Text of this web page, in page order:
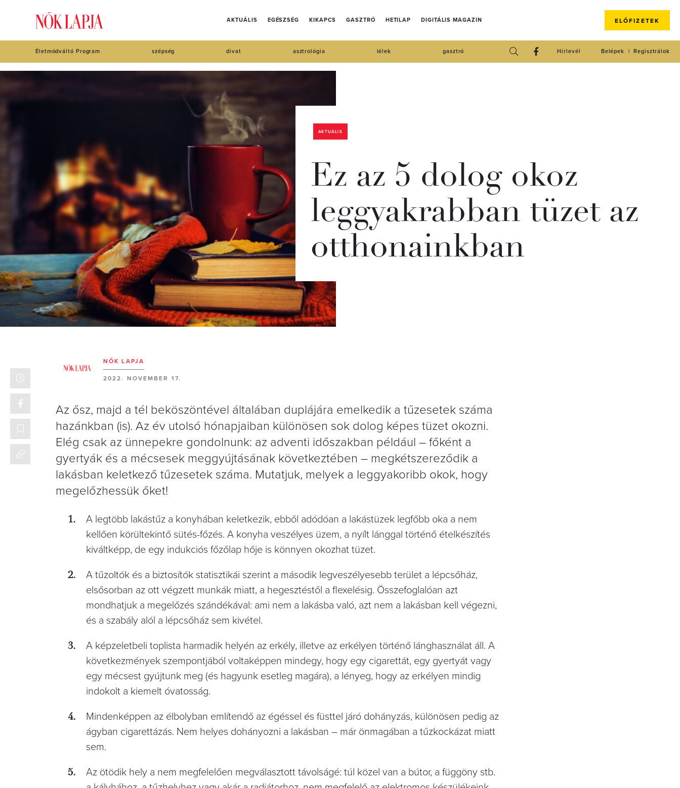
AKTUÁLIS EGÉSZSÉG KIKAPCS GASZTRÓ HETILAP DIGITÁLIS MAGAZIN ELŐFIZETEK
Életmódváltó Program szépség divat asztrológia lélek gasztró Regisztrálok
Belépek
Hírlevél
AKTUÁLIS
Ez az 5 dolog okoz
leggyakrabban tüzet az
otthonainkban
NŐK LAPJA
2022. NOVEMBER 17.
Az ősz, majd a tél beköszöntével általában duplájára emelkedik a tűzesetek száma
hazánkban (is). Az év utolsó hónapjaiban különösen sok dolog képes tüzet okozni.
Elég csak az ünnepekre gondolnunk: az adventi időszakban például – főként a
gyertyák és a mécsesek meggyújtásának következtében – megkétszereződik a
lakásban keletkező tűzesetek száma. Mutatjuk, melyek a leggyakoribb okok, hogy
megelőzhessük őket!
A legtöbb lakástűz a konyhában keletkezik, ebből adódóan a lakástüzek legfőbb oka a nem
kellően körültekintő sütés-főzés. A konyha veszélyes üzem, a nyílt lánggal történő ételkészítés
kiváltképp, de egy indukciós főzőlap hője is könnyen okozhat tüzet.
A tűzoltók és a biztosítók statisztikái szerint a második legveszélyesebb terület a lépcsőház,
elsősorban az ott végzett munkák miatt, a hegesztéstől a flexelésig. Összefoglalóan azt
mondhatjuk a megelőzés szándékával: ami nem a lakásba való, azt nem a lakásban kell végezni,
és a szabály alól a lépcsőház sem kivétel.
A képzeletbeli toplista harmadik helyén az erkély, illetve az erkélyen történő lánghasználat áll. A
következmények szempontjából voltaképpen mindegy, hogy egy cigarettát, egy gyertyát vagy
egy mécsest gyújtunk meg (és hagyunk esetleg magára), a lényeg, hogy az erkélyen mindig
indokolt a kiemelt óvatosság.
Mindenképpen az élbolyban említendő az égéssel és füsttel járó dohányzás, különösen pedig az
ágyban cigarettázás. Nem helyes dohányozni a lakásban – már önmagában a tűzkockázat miatt
sem.
Az ötödik hely a nem megfelelően megválasztott távolságé: túl közel van a bútor, a függöny stb.